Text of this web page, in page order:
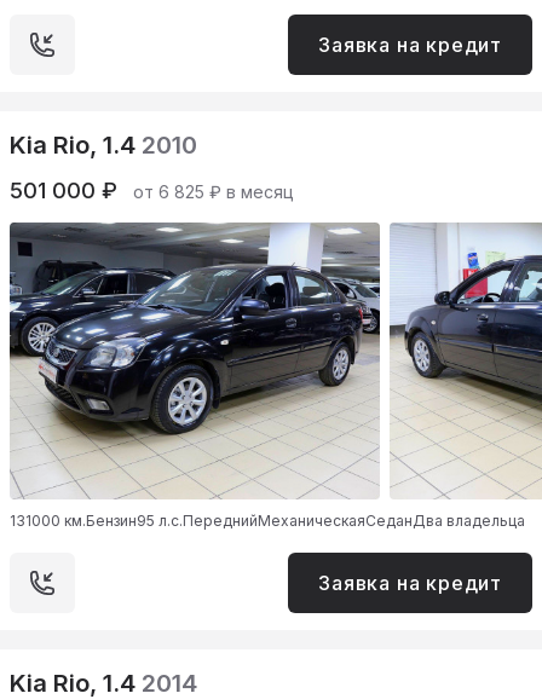
Заявка на кредит
Kia Rio, 1.4 2010
501 000 ₽ от 6 825 ₽ в месяц
131000 км.Бензин95 л.с.ПереднийМеханическаяСедан Два владельца
Заявка на кредит
Kia Rio, 1.4 2014